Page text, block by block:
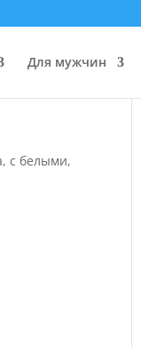
Для мужчин
с белыми,